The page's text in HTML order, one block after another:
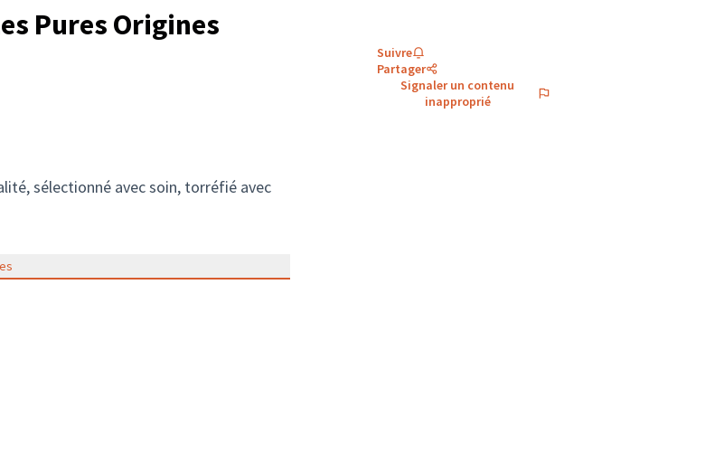
Pures Origines
sélectionné avec soin, torréfié avec
Suivre
Partager
Signaler un contenu
inapproprié